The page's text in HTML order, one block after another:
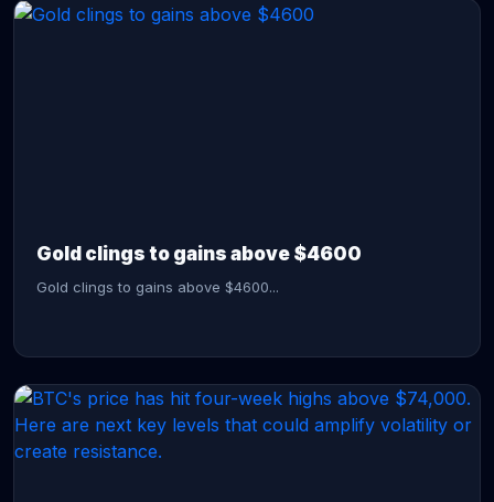
Gold clings to gains above $4600
Gold clings to gains above $4600...